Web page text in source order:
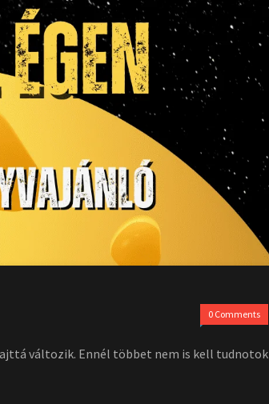
0 Comments
változik. Ennél többet nem is kell tudnotok